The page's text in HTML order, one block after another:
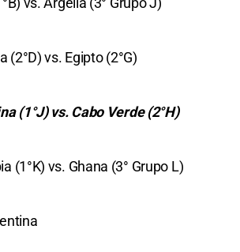
(2°D) vs. Egipto (2°G)
(1°J) vs. Cabo Verde (2°H)
(1°K) vs. Ghana (3° Grupo L)